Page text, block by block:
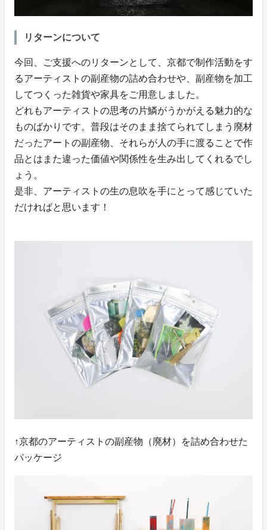
リターンについて
今回、ご支援へのリターンとして、京都で制作活動をす
るアーティストの副産物の詰め合わせや、副産物を加工
してつくった雑貨や家具をご用意しました。
どれもアーティストの思考の片鱗がうかがえる魅力的な
ものばかりです。普段はそのまま捨てられてしまう廃材
だったアートの副産物、それらが人の手に渡ることで作
品とはまた違った価値や関係性を生み出してくれるでし
ょう。
是非、アーティストの生の息吹を手にとって感じていた
だければと思います！
↑京都のアーティストの副産物（廃材）を詰め合わせた
パッケージ